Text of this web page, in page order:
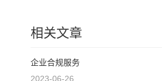
相关文章
企业合规服务
2023-06-26